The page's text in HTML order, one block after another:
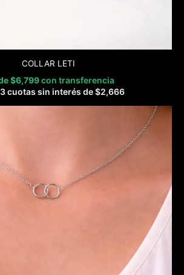
COLLAR LETI
$6,799con transferencia
cuotas sin interés de$2,666